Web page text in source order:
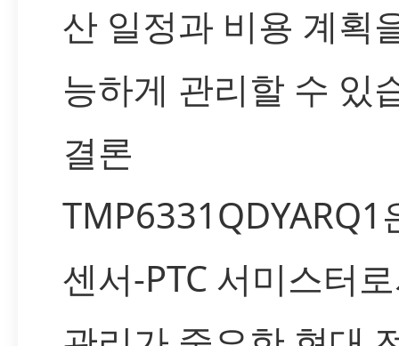
산 일정과 비용 계획
능하게 관리할 수 있
결론
센서-PTC 서미스터